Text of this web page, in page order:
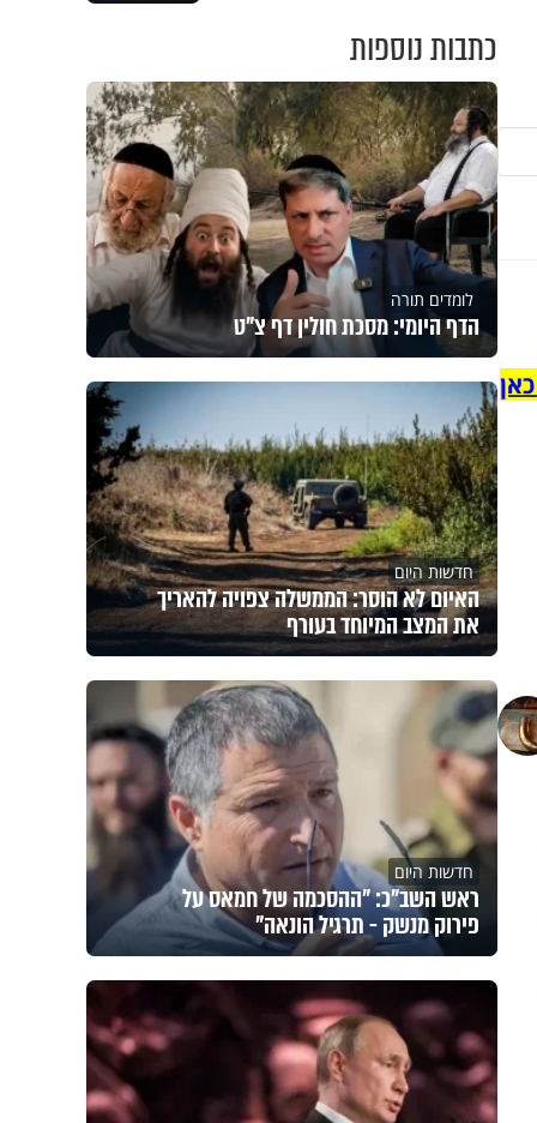
כתבות נוספות
לומדים תורה
הדף היומי: מסכת חולין דף צ"ט
חדשות היום
האיום לא הוסר: הממשלה צפויה להאריך
את המצב המיוחד בעורף
חדשות היום
ראש השב"כ: "ההסכמה של חמאס על
פירוק מנשק - תרגיל הונאה"